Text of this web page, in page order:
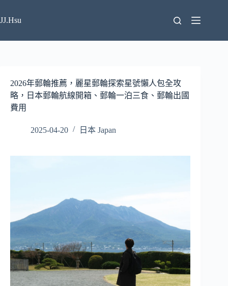
至
要
JJ.Hsu
2026年郵輪推薦，麗星郵輪探索星號懶人包全攻
略，日本郵輪航線開箱、郵輪一泊三食、郵輪出國
費用
2025-04-20 日本 Japan